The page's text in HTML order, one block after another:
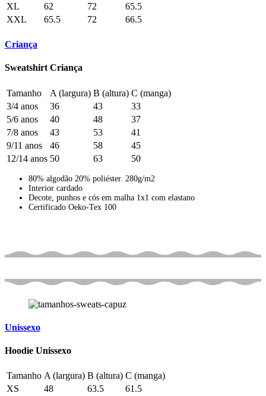
XL
62 72
65.5
XXL
65.5 72 66.5
Criança
Sweatshirt Criança
Tamanho A (largura) B (altura) C (manga)
3/4 anos
36 43
33
5/6 anos
40 48
37
7/8 anos
43 53
41
9/11 anos
46 58
45
12/14 anos 50 63 50
80% algodão 20% poliéster. 280g/m2
Interior cardado
Decote, punhos e cós em malha 1x1 com elastano
Certificado Oeko-Tex 100
Unissexo
Hoodie Unissexo
Tamanho A (largura) B (altura) C (manga)
XS
48 63.5
61.5